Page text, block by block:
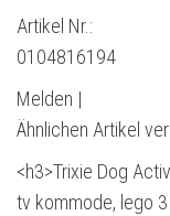
Artikel Nr.:
0104816194
Melden |
Ähnlichen Artikel
<h3>Trixie Dog
tv kommode, lego